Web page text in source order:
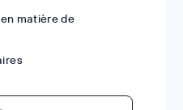
matière de